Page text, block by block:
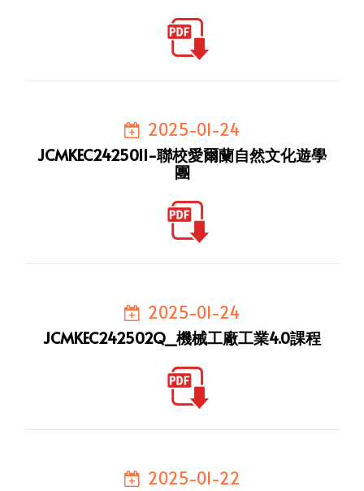
2025-01-24
JCMKEC2425011-聯校愛爾蘭自然文化遊學
團
2025-01-24
JCMKEC242502Q_機械⼯廠工業4.0課程
2025-01-22